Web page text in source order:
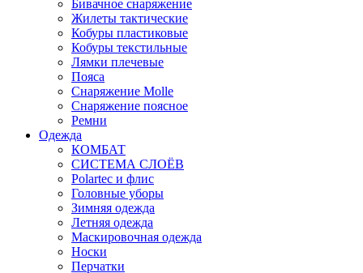
Бивачное снаряжение
Жилеты тактические
Кобуры пластиковые
Кобуры текстильные
Лямки плечевые
Пояса
Снаряжение Molle
Снаряжение поясное
Ремни
Одежда
КОМБАТ
СИСТЕМА СЛОЁВ
Polartec и флис
Головные уборы
Зимняя одежда
Летняя одежда
Маскировочная одежда
Носки
Перчатки